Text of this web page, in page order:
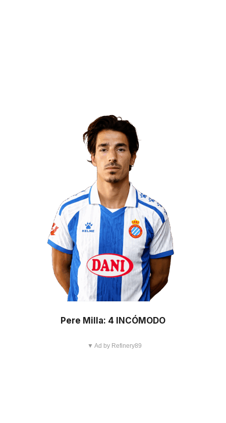
Pere Milla: 4 INCÓMODO
▼ Ad by Refinery89